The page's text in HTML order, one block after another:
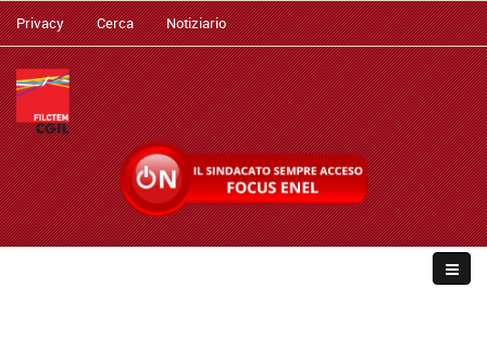
Privacy Cerca Notiziario